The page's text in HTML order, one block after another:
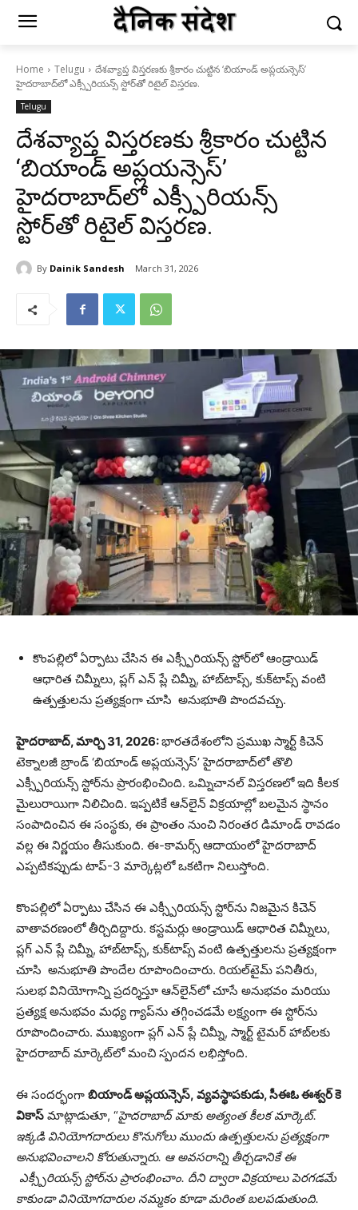
Home Telugu
దేశవ్యాప్త విస్తరణకు శ్రీకారం చుట్టిన ‘బియాండ్ అప్లయన్సెస్’
హైదరాబాద్‌లో ఎక్స్పీరియన్స్ స్టోర్‌తో రిటైల్ విస్తరణ.
Telugu
దేశవ్యాప్త విస్తరణకు శ్రీకారం చుట్టిన
‘బియాండ్ అప్లయన్సెస్’
హైదరాబాద్‌లో ఎక్స్పీరియన్స్
స్టోర్‌తో రిటైల్ విస్తరణ.
By Dainik Sandesh March 31, 2026
కొంపల్లిలో ఏర్పాటు చేసిన ఈ ఎక్స్పీరియన్స్ స్టోర్‌లో ఆండ్రాయిడ్
ఆధారిత చిమ్నీలు, ప్లగ్ ఎన్ ప్లే చిమ్నీ, హాబ్‌టాప్స్, కుక్‌టాప్స్ వంటి
ఉత్పత్తులను ప్రత్యక్షంగా చూసి అనుభూతి పొందవచ్చు.
హైదరాబాద్, మార్చి 31, 2026:భారతదేశంలోని ప్రముఖ స్మార్ట్ కిచెన్
టెక్నాలజీ బ్రాండ్ ‘బియాండ్ అప్లయన్సెస్’ హైదరాబాద్‌లో తొలి
ఎక్స్పీరియన్స్ స్టోర్‌ను ప్రారంభించింది. ఒమ్నిచానల్ విస్తరణలో ఇది కీలక
మైలురాయిగా నిలిచింది. ఇప్పటికే ఆన్‌లైన్ విక్రయాల్లో బలమైన స్థానం
సంపాదించిన ఈ సంస్థకు, ఈ ప్రాంతం నుంచి నిరంతర డిమాండ్ రావడం
వల్ల ఈ నిర్ణయం తీసుకుంది. ఈ-కామర్స్ ఆదాయంలో హైదరాబాద్
ఎప్పటికప్పుడు టాప్-3 మార్కెట్లలో ఒకటిగా నిలుస్తోంది.
కొంపల్లిలో ఏర్పాటు చేసిన ఈ ఎక్స్పీరియన్స్ స్టోర్‌ను నిజమైన కిచెన్
వాతావరణంలో తీర్చిదిద్దారు. కస్టమర్లు ఆండ్రాయిడ్ ఆధారిత చిమ్నీలు,
ప్లగ్ ఎన్ ప్లే చిమ్నీ, హాబ్‌టాప్స్, కుక్‌టాప్స్ వంటి ఉత్పత్తులను ప్రత్యక్షంగా
చూసి అనుభూతి పొందేల రూపొందించారు. రియల్‌టైమ్ పనితీరు,
సులభ వినియోగాన్ని ప్రదర్శిస్తూ ఆన్‌లైన్‌లో చూసే అనుభవం మరియు
ప్రత్యక్ష అనుభవం మధ్య గ్యాప్‌ను తగ్గించడమే లక్ష్యంగా ఈ స్టోర్‌ను
రూపొందించారు. ముఖ్యంగా ప్లగ్ ఎన్ ప్లే చిమ్నీ, స్మార్ట్ టైమర్ హాబ్‌లకు
హైదరాబాద్ మార్కెట్‌లో మంచి స్పందన లభిస్తోంది.
ఈ సందర్భంగా బియాండ్ అప్లయన్సెస్, వ్యవస్థాపకుడు, సీఈఓ ఈశ్వర్ కె
వికాస్ మాట్లాడుతూ, “హైదరాబాద్ మాకు అత్యంత కీలక మార్కెట్.
ఇక్కడి వినియోగదారులు కొనుగోలు ముందు ఉత్పత్తులను ప్రత్యక్షంగా
అనుభవించాలని కోరుతున్నారు. ఆ అవసరాన్ని తీర్చడానికే ఈ
ఎక్స్పీరియన్స్ స్టోర్‌ను ప్రారంభించాం. దీని ద్వారా విక్రయాలు పెరగడమే
కాకుండా వినియోగదారుల నమ్మకం కూడా మరింత బలపడుతుంది.